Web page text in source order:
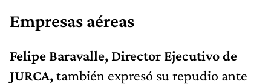
Empresas aéreas
Felipe Baravalle, Director Ejecutivo de
JURCA,también expresó su repudio ante